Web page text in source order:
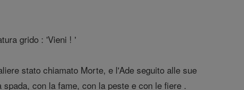
grido : 'Vieni ! '
stato chiamato Morte, e l'Ade seguito alle sue
con la fame, con la peste e con le fiere .